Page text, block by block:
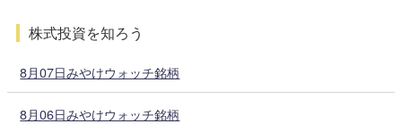
株式投資を知ろう
8月07日みやけウォッチ銘柄
8月06日みやけウォッチ銘柄